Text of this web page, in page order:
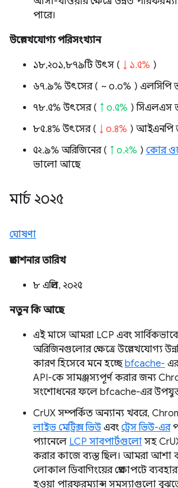
পারে।
উল্লেখযোগ্য পরিসংখ্যান
১৮,২০১,৮৭৯টি উৎস ( ↓ ১.৫% )
৬৭.৯% উৎসের ( ~ ০.০% ) এলসিপি
৭৮.৫% উৎসের ( ↑ ০.৫% ) সিএলএস
৮৫.৪% উৎসের ( ↓ ০.৪% ) আইএনপি
৫২.৯% অরিজিনের ( ↑ ০.২% ) কোর
ভালো আছে
মার্চ ২০২৫
ঘোষণা
প্রকাশনার তারিখ
৮ এপ্রিল, ২০২৫
নতুন কি আছে
এই মাসে আমরা LCP এবং
অরিজিনগুলোর ক্ষেত্রে উল্লেখযোগ্য
কারণ হিসেবে মনে হচ্ছেbfcache-
API-কে সামঞ্জস্যপূর্ণ করার জন্য
সংশোধনের ফলে bfcache-এর
CrUX সম্পর্কিত অন্যান্য খবরে,
লাইভ মেট্রিক্স ভিউএবং ট্রেস ভিউ-এর
প্যানেলে LCP সাবপার্টগুলো সহ
করার কাজে ব্যস্ত ছিল। আমরা আশা
লোকাল ডিবাগিংয়ের প্রেক্ষাপটে
হওয়া পারফরম্যান্স সমস্যাগুলো